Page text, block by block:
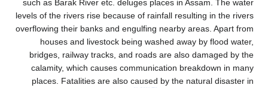
such as Barak River etc. deluges places in Assam. The water
levels of the rivers rise because of rainfall resulting in the rivers
overflowing their banks and engulfing nearby areas. Apart from
houses and livestock being washed away by flood water,
bridges, railway tracks, and roads are also damaged by the
calamity, which causes communication breakdown in many
places. Fatalities are also caused by the natural disaster in